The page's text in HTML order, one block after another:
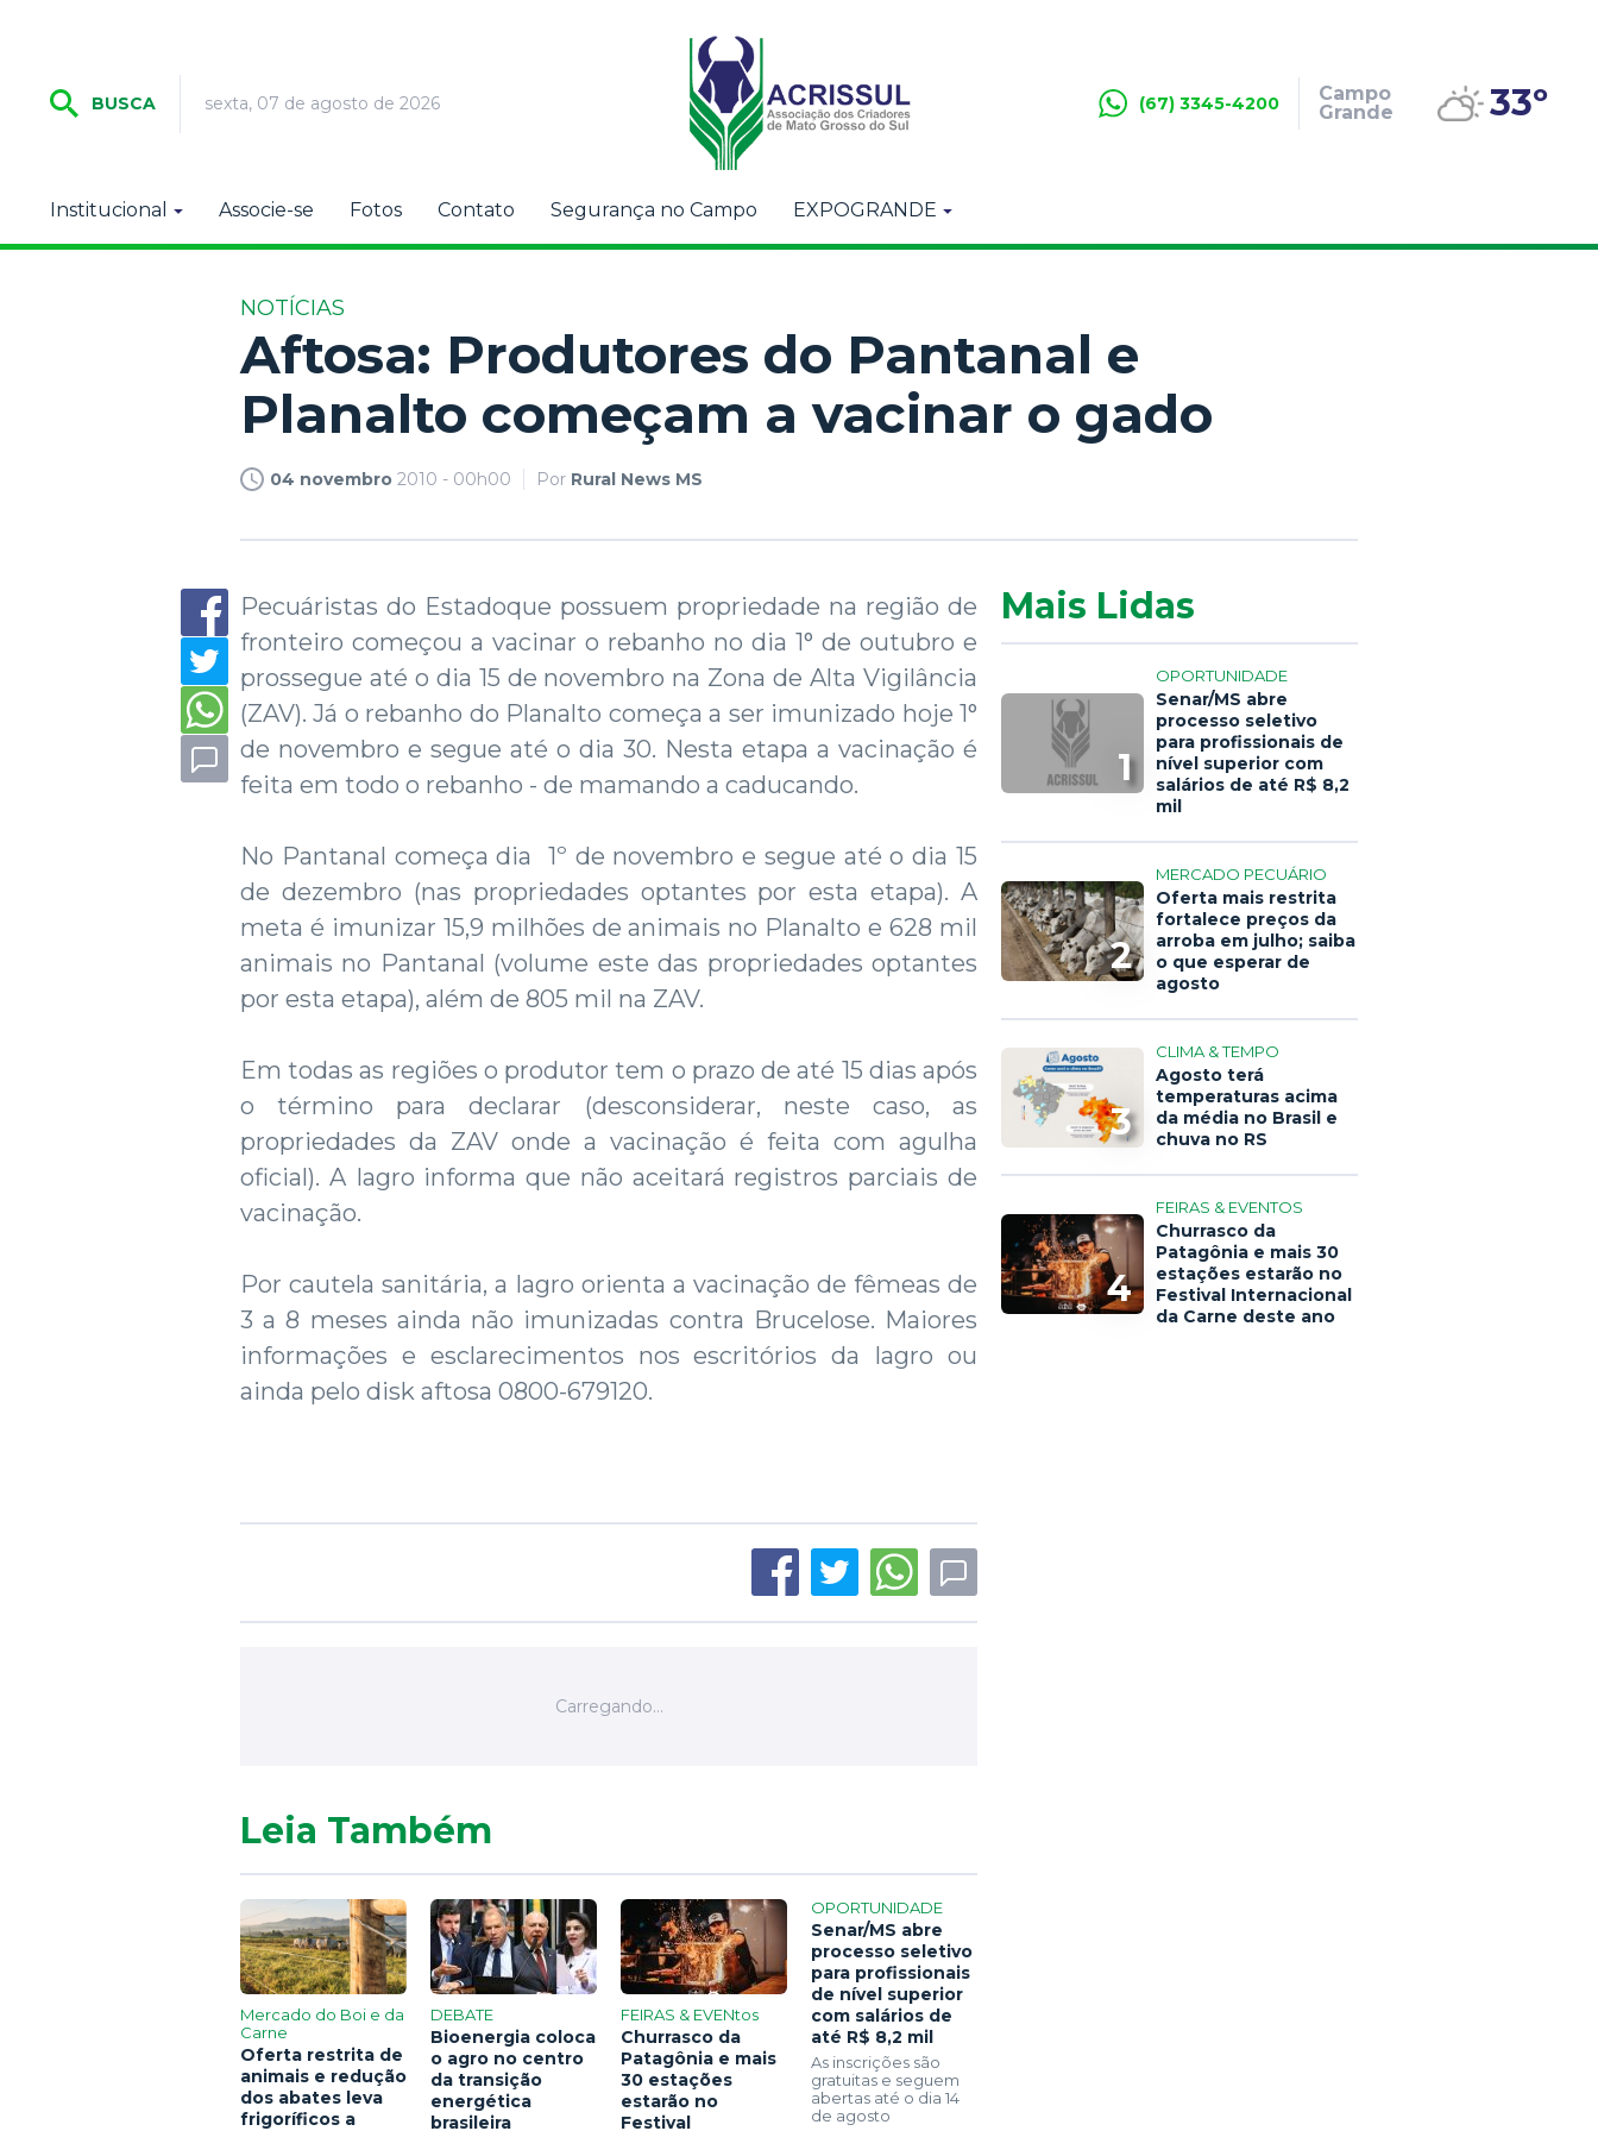
BUSCA sexta, 07 de agosto de 2026 (67) 3345-4200
Campo
Grande
33º
Institucional Associe-se Fotos Contato Segurança no Campo EXPOGRANDE
NOTÍCIAS
Aftosa: Produtores do Pantanal e
Planalto começam a vacinar o gado
04 novembro 2010 - 00h00 Por Rural News MS
Pecuáristas do Estadoque possuem propriedade na região de
fronteiro começou a vacinar o rebanho no dia 1° de outubro e
prossegue até o dia 15 de novembro na Zona de Alta Vigilância
(ZAV). Já o rebanho do Planalto começa a ser imunizado hoje 1°
de novembro e segue até o dia 30. Nesta etapa a vacinação é
feita em todo o rebanho - de mamando a caducando.
No Pantanal começa dia 1º de novembro e segue até o dia 15
de dezembro (nas propriedades optantes por esta etapa). A
meta é imunizar 15,9 milhões de animais no Planalto e 628 mil
animais no Pantanal (volume este das propriedades optantes
por esta etapa), além de 805 mil na ZAV.
Em todas as regiões o produtor tem o prazo de até 15 dias após
o término para declarar (desconsiderar, neste caso, as
propriedades da ZAV onde a vacinação é feita com agulha
oficial). A Iagro informa que não aceitará registros parciais de
vacinação.
Por cautela sanitária, a Iagro orienta a vacinação de fêmeas de
3 a 8 meses ainda não imunizadas contra Brucelose. Maiores
informações e esclarecimentos nos escritórios da Iagro ou
ainda pelo disk aftosa 0800-679120.
Mais Lidas
1
OPORTUNIDADE
Senar/MS abre
processo seletivo
para profissionais de
nível superior com
salários de até R$ 8,2
mil
2
MERCADO PECUÁRIO
Oferta mais restrita
fortalece preços da
arroba em julho; saiba
o que esperar de
agosto
3
CLIMA & TEMPO
Agosto terá
temperaturas acima
da média no Brasil e
chuva no RS
4
FEIRAS & EVENTOS
Churrasco da
Patagônia e mais 30
estações estarão no
Festival Internacional
da Carne deste ano
Leia Também
Mercado do Boi e da
Carne
Oferta restrita de
animais e redução
dos abates leva
frigoríficos a
DEBATE
Bioenergia coloca
o agro no centro
da transição
energética
brasileira
FEIRAS & EVENtos
Churrasco da
Patagônia e mais
30 estações
estarão no
Festival
OPORTUNIDADE
Senar/MS abre
processo seletivo
para profissionais
de nível superior
com salários de
até R$ 8,2 mil
As inscrições são
gratuitas e seguem
abertas até o dia 14
de agosto